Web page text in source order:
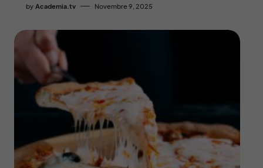
by Academia.tv Novembre 9, 2025